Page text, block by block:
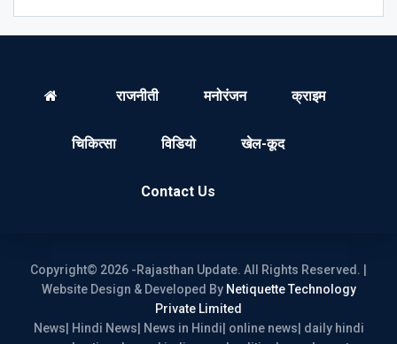
राजनीती मनोरंजन क्राइम
चिकित्सा विडियो खेल-कूद
Contact Us
Copyright© 2026 -Rajasthan Update. All Rights Reserved. |
Website Design & Developed By Netiquette Technology
Private Limited
News| Hindi News| News in Hindi| online news| daily hindi